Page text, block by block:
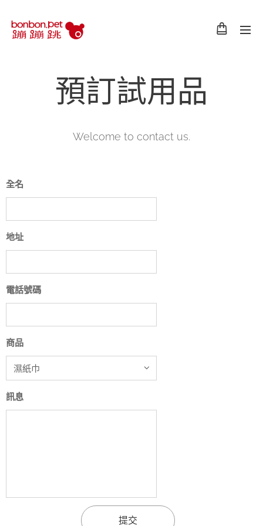
預訂試用品
Welcome to contact us.
全名
地址
電話號碼
商品
訊息
提交